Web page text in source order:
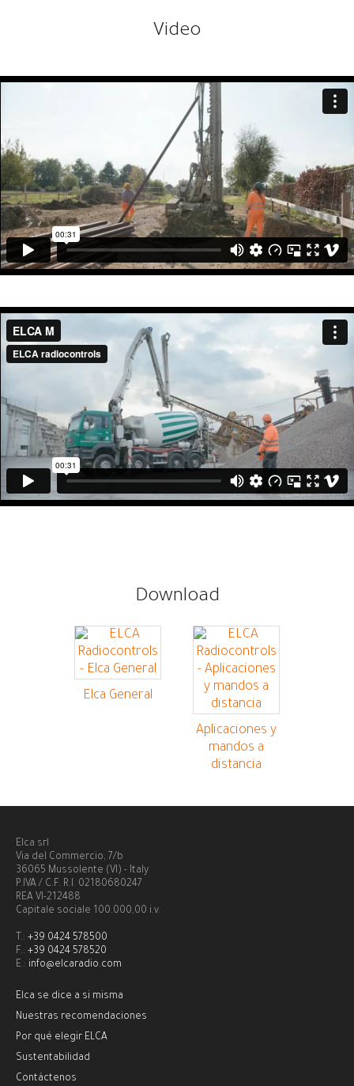
Video
Download
Elca General
Aplicaciones y
mandos a
distancia
Elca srl
Via del Commercio, 7/b
36065 Mussolente (VI) - Italy
P.IVA / C.F. R.I. 02180680247
REA VI-212488
Capitale sociale 100.000,00 i.v.
T.: +39 0424 578500
F.: +39 0424 578520
E.: info@elcaradio.com
Elca se dice a si misma
Nuestras recomendaciones
Por qué elegir ELCA
Sustentabilidad
Contáctenos